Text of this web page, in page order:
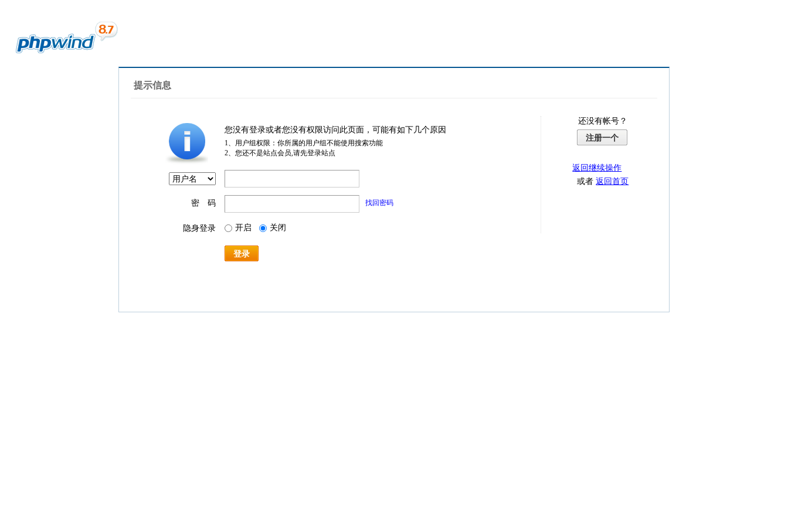
提示信息
您没有登录或者您没有权限访问此页面，可能有如下几个原因
1、用户组权限：你所属的用户组不能使用搜索功能
2、您还不是站点会员,请先登录站点
密 码 找回密码
隐身登录 开启 关闭
登录
还没有帐号？
注册一个
返回继续操作
或者返回首页